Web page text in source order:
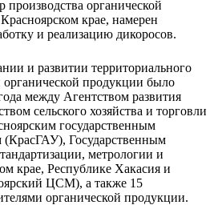
производства органической
крае, намерен
и реализацию дикоросов.
и развитии территориального
органической продукции было
между Агентством развития
сельского хозяйства и торговли
государственным
(КрасГАУ), Государственным
метрологии и
крае, Республике Хакасия и
ЦСМ), а также 15
органической продукции.